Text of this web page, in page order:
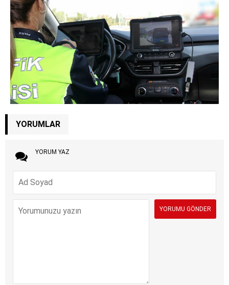
YORUMLAR
YORUM YAZ